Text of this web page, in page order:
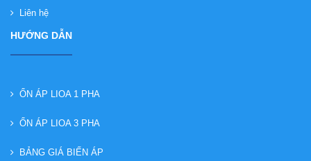
Liên hệ
HƯỚNG DẪN
ỔN ÁP LIOA 1 PHA
ỔN ÁP LIOA 3 PHA
BẢNG GIÁ BIẾN ÁP